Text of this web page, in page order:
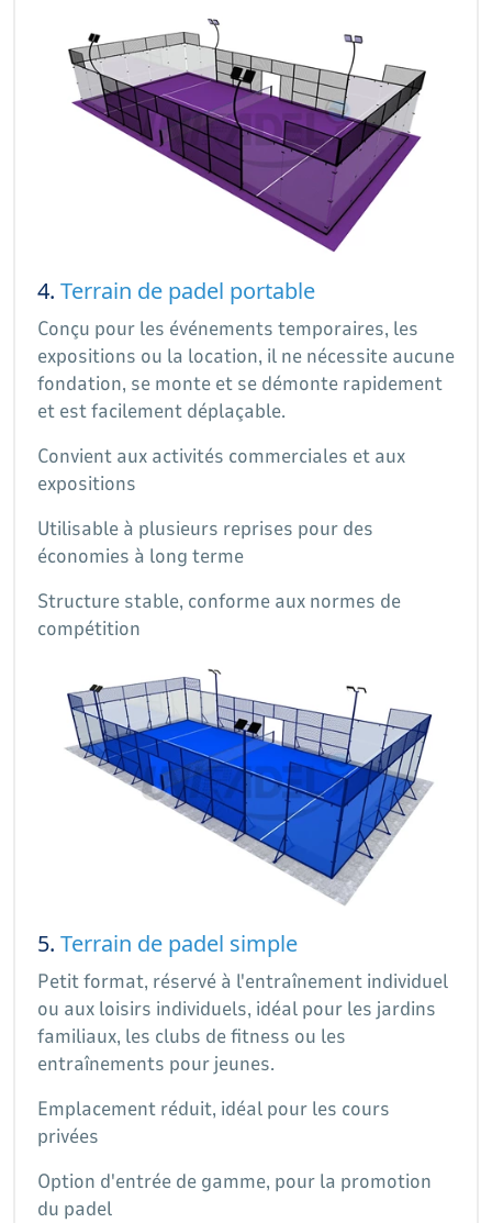
4. Terrain de padel portable
Conçu pour les événements temporaires, les
expositions ou la location, il ne nécessite aucune
fondation, se monte et se démonte rapidement
et est facilement déplaçable.
Convient aux activités commerciales et aux
expositions
Utilisable à plusieurs reprises pour des
économies à long terme
Structure stable, conforme aux normes de
compétition
5. Terrain de padel simple
Petit format, réservé à l'entraînement individuel
ou aux loisirs individuels, idéal pour les jardins
familiaux, les clubs de fitness ou les
entraînements pour jeunes.
Emplacement réduit, idéal pour les cours
privées
Option d'entrée de gamme, pour la promotion
du padel